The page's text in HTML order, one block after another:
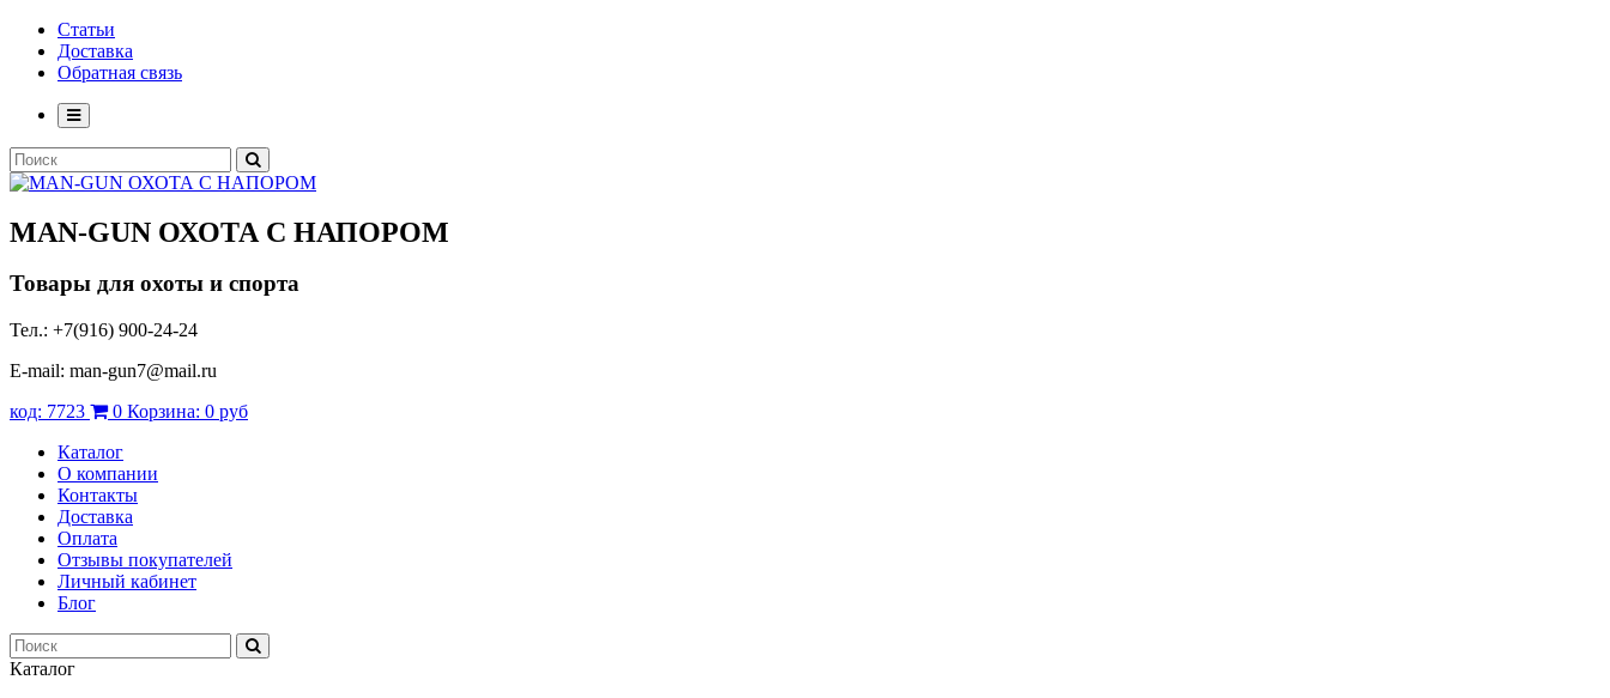
Статьи
Доставка
Обратная связь
MAN-GUN ОХОТА С НАПОРОМ
Товары для охоты и спорта
Тел.: +7(916) 900-24-24
E-mail: man-gun7@mail.ru
код: 7723 0 Корзина: 0 руб
Каталог
О компании
Контакты
Доставка
Оплата
Отзывы покупателей
Личный кабинет
Блог
Каталог